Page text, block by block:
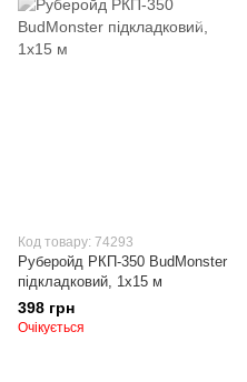
Код товару: 74293
Руберойд РКП-350 BudMonster
підкладковий, 1х15 м
398 грн
Очікується